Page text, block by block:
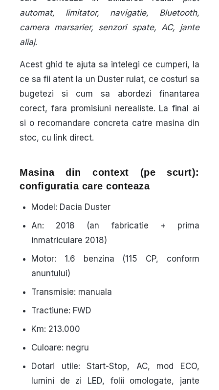
automat, limitator, navigatie, Bluetooth,
camera marsarier, senzori spate, AC, jante
aliaj.
Acest ghid te ajuta sa intelegi ce cumperi, la
ce sa fii atent la un Duster rulat, ce costuri sa
bugetezi si cum sa abordezi finantarea
corect, fara promisiuni nerealiste. La final ai
si o recomandare concreta catre masina din
stoc, cu link direct.
Masina din context (pe scurt):
configuratia care conteaza
Model: Dacia Duster
An: 2018 (an fabricatie + prima
inmatriculare 2018)
Motor: 1.6 benzina (115 CP, conform
anuntului)
Transmisie: manuala
Tractiune: FWD
Km: 213.000
Culoare: negru
Dotari utile: Start-Stop, AC, mod ECO,
lumini de zi LED, folii omologate, jante